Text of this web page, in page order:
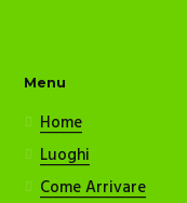
Menu
Home
Luoghi
Come Arrivare